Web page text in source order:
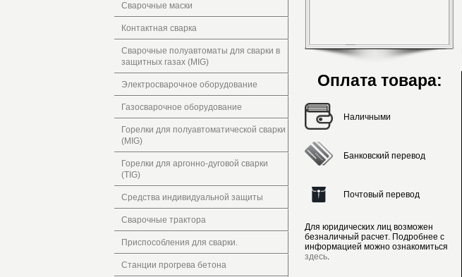
Сварочные маски
Контактная сварка
Сварочные полуавтоматы для сварки в
защитных газах (MIG)
Электросварочное оборудование
Газосварочное оборудование
Горелки для полуавтоматической сварки
(MIG)
Горелки для аргонно-дуговой сварки
(TIG)
Средства индивидуальной защиты
Сварочные трактора
Приспособления для сварки.
Станции прогрева бетона
Оплата товара:
Наличными
Банковский перевод
Почтовый перевод
Для юридических лиц возможен
безналичный расчет. Подробнее с
информацией можно ознакомиться
здесь.